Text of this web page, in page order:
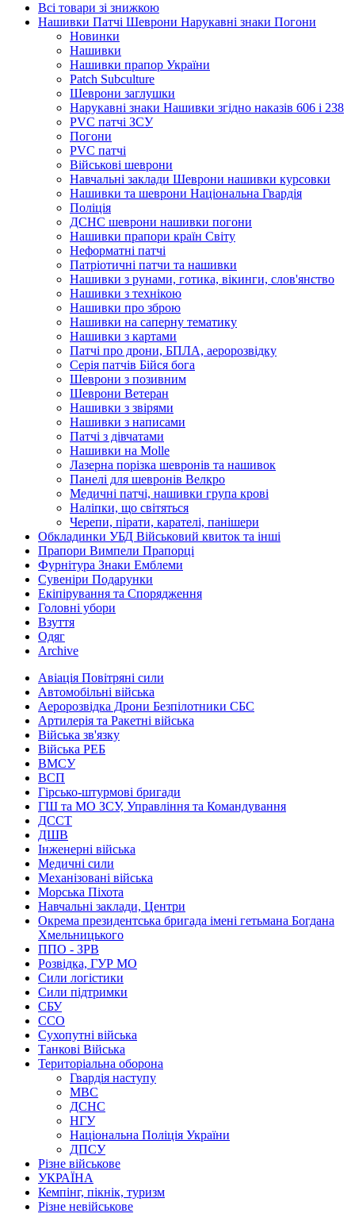
Всі товари зі знижкою
Нашивки Патчі Шеврони Нарукавні знаки Погони
Новинки
Нашивки
Нашивки прапор України
Рatch Subculture
Шеврони заглушки
Нарукавні знаки Нашивки згідно наказів 606 і 238
PVC патчі ЗСУ
Погони
PVC патчі
Військові шеврони
Навчальні заклади Шеврони нашивки курсовки
Нашивки та шеврони Національна Гвардія
Поліція
ДСНС шеврони нашивки погони
Нашивки прапори країн Світу
Неформатні патчі
Патріотичні патчи та нашивки
Нашивки з рунами, готика, вікинги, слов'янство
Нашивки з технікою
Нашивки про зброю
Нашивки на саперну тематику
Нашивки з картами
Патчі про дрони, БПЛА, аеророзвідку
Серія патчів Бійся бога
Шеврони з позивним
Шеврони Ветеран
Нашивки з звірями
Нашивки з написами
Патчі з дівчатами
Нашивки на Molle
Лазерна порізка шевронів та нашивок
Панелі для шевронів Велкро
Медичні патчі, нашивки група крові
Наліпки, що світяться
Черепи, пірати, карателі, панішери
Обкладинки УБД Військовий квиток та інші
Прапори Вимпели Прапорці
Фурнітура Знаки Емблеми
Сувеніри Подарунки
Екіпірування та Спорядження
Головні убори
Взуття
Одяг
Archive
Авіація Повітряні сили
Автомобільні війська
Аеророзвідка Дрони Безпілотники СБС
Артилерія та Ракетні війська
Війська зв'язку
Війська РЕБ
ВМСУ
ВСП
Гірсько-штурмові бригади
ГШ та МО ЗСУ, Управління та Командування
ДССТ
ДШВ
Інженерні війська
Медичні сили
Механізовані війська
Морська Піхота
Навчальні заклади, Центри
Окрема президентська бригада імені гетьмана Богдана
Хмельницького
ППО - ЗРВ
Розвідка, ГУР МО
Сили логістики
Сили підтримки
СБУ
ССО
Сухопутні війська
Танкові Війська
Територіальна оборона
Гвардія наступу
МВС
ДСНС
НГУ
Національна Поліція України
ДПСУ
Різне військове
УКРАЇНА
Кемпінг, пікнік, туризм
Різне невійськове